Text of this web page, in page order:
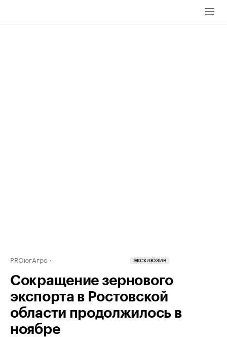
PROюгАгро ЭКСКЛЮЗИВ
Сокращение зернового
экспорта в Ростовской
области продолжилось в
ноябре